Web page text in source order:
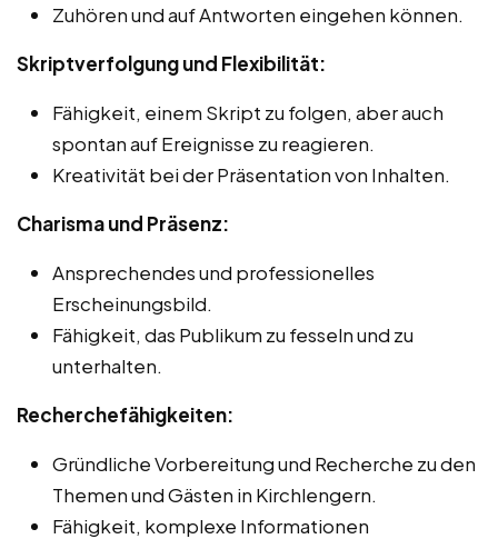
Zuhören und auf Antworten eingehen können.
Skriptverfolgung und Flexibilität:
Fähigkeit, einem Skript zu folgen, aber auch
spontan auf Ereignisse zu reagieren.
Kreativität bei der Präsentation von Inhalten.
Charisma und Präsenz:
Ansprechendes und professionelles
Erscheinungsbild.
Fähigkeit, das Publikum zu fesseln und zu
unterhalten.
Recherchefähigkeiten:
Gründliche Vorbereitung und Recherche zu den
Themen und Gästen in Kirchlengern.
Fähigkeit, komplexe Informationen